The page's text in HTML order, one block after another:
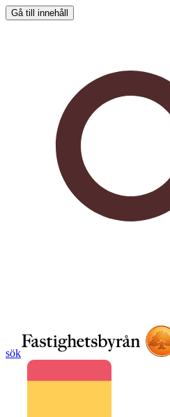
Gå till innehåll
sök